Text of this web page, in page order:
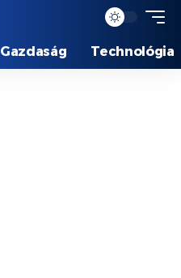
Gazdaság Technológia